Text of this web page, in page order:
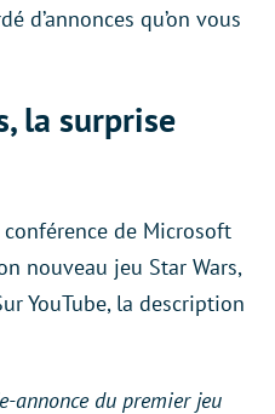
d’annonces qu’on vous
la surprise
de Microsoft
nouveau jeu Star Wars,
YouTube, la description
annonce du premier jeu